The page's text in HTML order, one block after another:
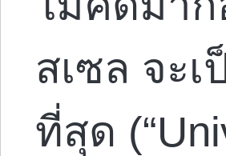
สเซล จะ
ที่สุด